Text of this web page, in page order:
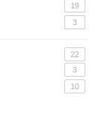
19
3
22
3
10